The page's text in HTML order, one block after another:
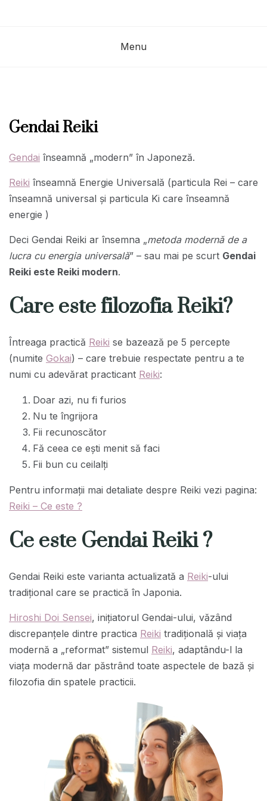
Menu
Gendai Reiki
Gendai înseamnă „modern” în Japoneză.
Reiki înseamnă Energie Universală (particula Rei – care
înseamnă universal și particula Ki care înseamnă
energie )
Deci Gendai Reiki ar însemna „metoda modernă de a
lucra cu energia universală” – sau mai pe scurt Gendai
Reiki este Reiki modern.
Care este filozofia Reiki?
Întreaga practică Reiki se bazează pe 5 percepte
(numite Gokai) – care trebuie respectate pentru a te
numi cu adevărat practicant Reiki:
Doar azi, nu fi furios
Nu te îngrijora
Fii recunoscător
Fă ceea ce ești menit să faci
Fii bun cu ceilalți
Pentru informaţii mai detaliate despre Reiki vezi pagina:
Reiki – Ce este ?
Ce este Gendai Reiki ?
Gendai Reiki este varianta actualizată a Reiki-ului
tradițional care se practică în Japonia.
Hiroshi Doi Sensei, iniţiatorul Gendai-ului, văzând
discrepanțele dintre practica Reiki tradițională și viața
modernă a „reformat” sistemul Reiki, adaptându-l la
viața modernă dar păstrând toate aspectele de bază și
filozofia din spatele practicii.